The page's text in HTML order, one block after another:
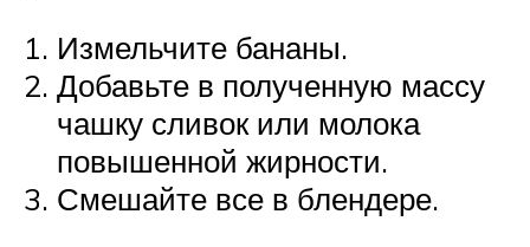
Измельчите бананы.
Добавьте в полученную массу
чашку сливок или молока
повышенной жирности.
Смешайте все в блендере.